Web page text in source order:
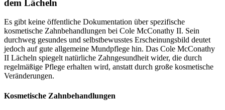
dem Lächeln
Es gibt keine öffentliche Dokumentation über spezifische
kosmetische Zahnbehandlungen bei Cole McConathy II. Sein
durchweg gesundes und selbstbewusstes Erscheinungsbild deutet
jedoch auf gute allgemeine Mundpflege hin. Das Cole McConathy
II Lächeln spiegelt natürliche Zahngesundheit wider, die durch
regelmäßige Pflege erhalten wird, anstatt durch große kosmetische
Veränderungen.
Kosmetische Zahnbehandlungen